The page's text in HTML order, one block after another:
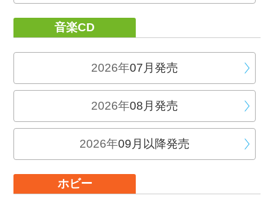
音楽CD
2026年07月発売
2026年08月発売
2026年09月以降発売
ホビー